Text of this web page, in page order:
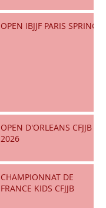
OPEN IBJJF PARIS SPRING
OPEN D'ORLEANS CFJJB
2026
CHAMPIONNAT DE
FRANCE KIDS CFJJB